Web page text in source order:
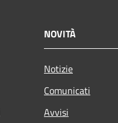
NOVITÀ
Notizie
Comunicati
Avvisi